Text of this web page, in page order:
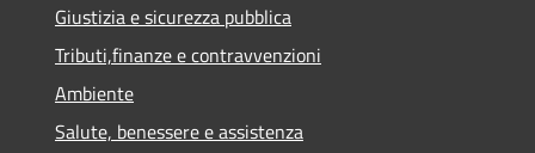
Giustizia e sicurezza pubblica
Tributi,finanze e contravvenzioni
Ambiente
Salute, benessere e assistenza